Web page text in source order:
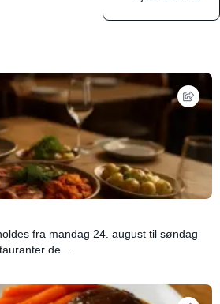
fra mandag 24. august til søndag
de...